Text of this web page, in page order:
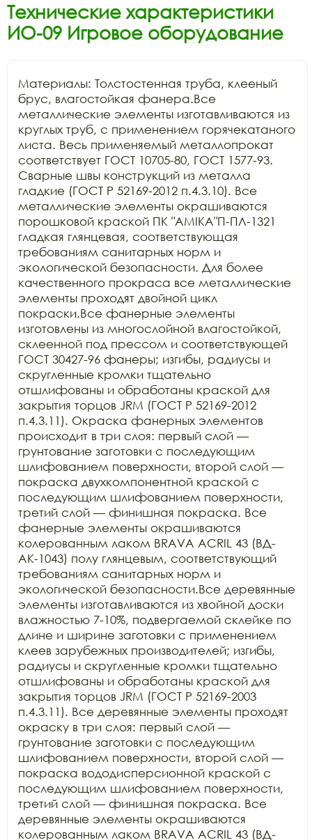
Технические характеристики
ИО-09 Игровое оборудование
Материалы: Толстостенная труба, клееный
брус, влагостойкая фанера.Все
металлические элементы изготавливаются из
круглых труб, с применением горячекатаного
листа. Весь применяемый металлопрокат
соответствует ГОСТ 10705-80, ГОСТ 1577-93.
Сварные швы конструкций из металла
гладкие (ГОСТ Р 52169-2012 п.4.3.10). Все
металлические элементы окрашиваются
порошковой краской ПК "АМIKA"П-ПЛ-1321
гладкая глянцевая, соответствующая
требованиям санитарных норм и
экологической безопасности. Для более
качественного прокраса все металлические
элементы проходят двойной цикл
покраски.Все фанерные элементы
изготовлены из многослойной влагостойкой,
склеенной под прессом и соответствующей
ГОСТ 30427-96 фанеры; изгибы, радиусы и
скругленные кромки тщательно
отшлифованы и обработаны краской для
закрытия торцов JRM (ГОСТ Р 52169-2012
п.4.3.11). Окраска фанерных элементов
происходит в три слоя: первый слой —
грунтование заготовки с последующим
шлифованием поверхности, второй слой —
покраска двухкомпонентной краской с
последующим шлифованием поверхности,
третий слой — финишная покраска. Все
фанерные элементы окрашиваются
колерованным лаком BRAVA ACRIL 43 (ВД-
АК-1043) полу глянцевым, соответствующий
требованиям санитарных норм и
экологической безопасности.Все деревянные
элементы изготавливаются из хвойной доски
влажностью 7-10%, подвергаемой склейке по
длине и ширине заготовки с применением
клеев зарубежных производителей; изгибы,
радиусы и скругленные кромки тщательно
отшлифованы и обработаны краской для
закрытия торцов JRM (ГОСТ Р 52169-2003
п.4.3.11). Все деревянные элементы проходят
окраску в три слоя: первый слой —
грунтование заготовки с последующим
шлифованием поверхности, второй слой —
покраска вододисперсионной краской с
последующим шлифованием поверхности,
третий слой — финишная покраска. Все
деревянные элементы окрашиваются
колерованным лаком BRAVA ACRIL 43 (ВД-